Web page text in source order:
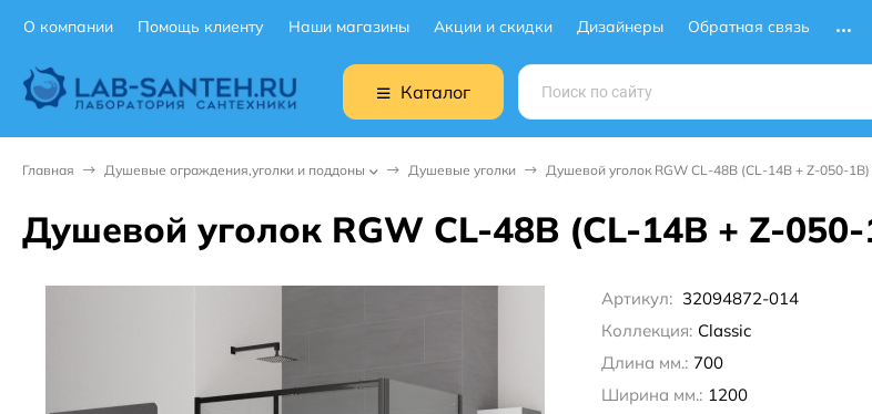
О компании Помощь клиенту Наши магазины Акции и скидки Дизайнеры Обратная связь
Каталог
Главная Душевые ограждения,уголки и поддоны Душевые уголки Душевой уголок RGW CL-48B (CL-14B + Z-050-
Душевой уголок RGW CL-48B (CL-14B + Z-
Артикул: 32094872-014
Коллекция: Classic
Длина мм.: 700
Ширина мм.: 1200